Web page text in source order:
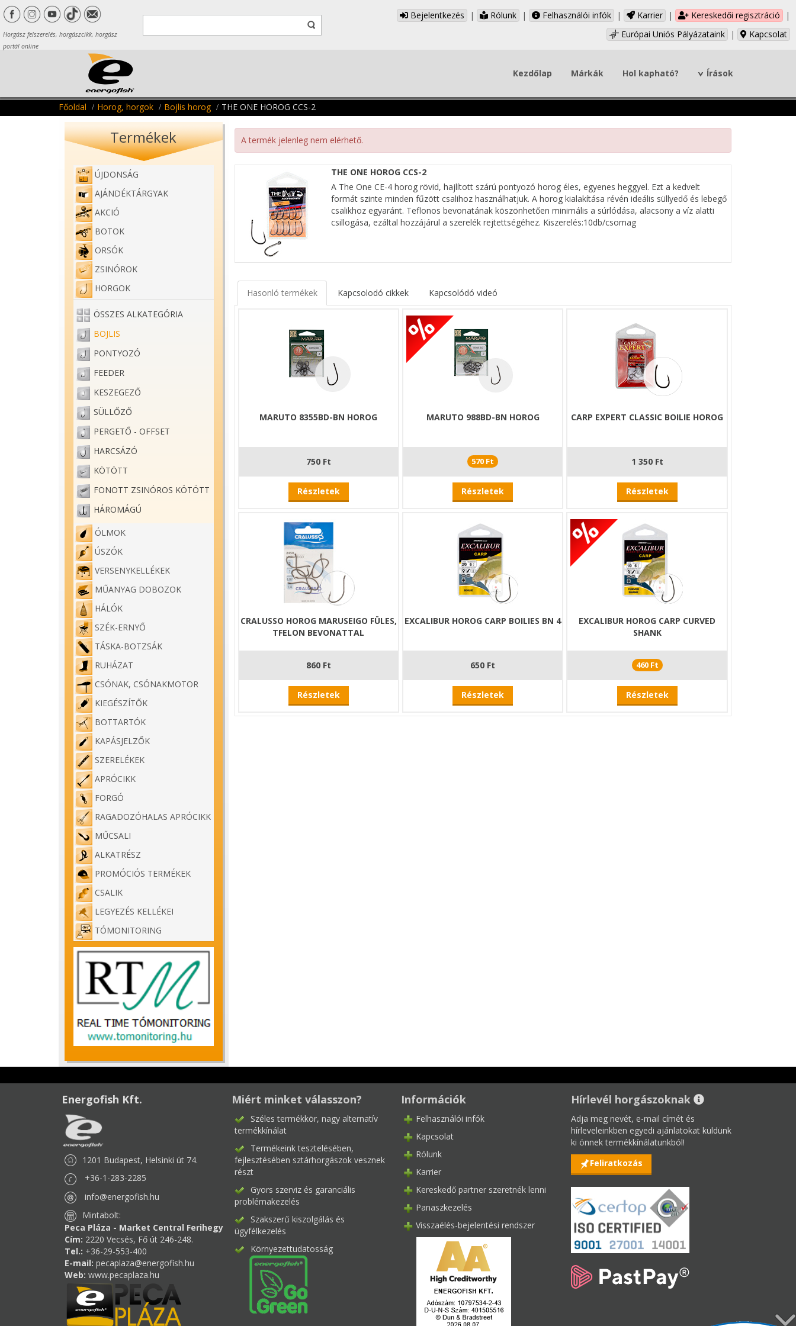
Horgász felszerelés, horgászcikk, horgász
portál online
Bejelentkezés | Rólunk | Felhasználói infók | Karrier | Kereskedői regisztráció
|
Európai Uniós Pályázataink
| Kapcsolat
Kezdőlap Márkák Hol kapható? Írások
Főoldal Horog, horgok Bojlis horog THE ONE HOROG CCS-2
Termékek
ÚJDONSÁG
AJÁNDÉKTÁRGYAK
AKCIÓ
BOTOK
ORSÓK
ZSINÓROK
HORGOK
ÖSSZES ALKATEGÓRIA
BOJLIS
PONTYOZÓ
FEEDER
KESZEGEZŐ
SÜLLŐZŐ
PERGETŐ - OFFSET
HARCSÁZÓ
KÖTÖTT
FONOTT ZSINÓROS KÖTÖTT
HÁROMÁGÚ
ÓLMOK
ÚSZÓK
VERSENYKELLÉKEK
MŰANYAG DOBOZOK
HÁLÓK
SZÉK-ERNYŐ
TÁSKA-BOTZSÁK
RUHÁZAT
CSÓNAK, CSÓNAKMOTOR
KIEGÉSZÍTŐK
BOTTARTÓK
KAPÁSJELZŐK
SZERELÉKEK
APRÓCIKK
FORGÓ
RAGADOZÓHALAS APRÓCIKK
MŰCSALI
ALKATRÉSZ
PROMÓCIÓS TERMÉKEK
CSALIK
LEGYEZÉS KELLÉKEI
TÓMONITORING
A termék jelenleg nem elérhető.
THE ONE HOROG CCS-2
A The One CE-4 horog rövid, hajlított szárú pontyozó horog éles, egyenes heggyel. Ezt a kedvelt
formát szinte minden fűzött csalihoz használhatjuk. A horog kialakítása révén ideális süllyedő és lebegő
csalikhoz egyaránt. Teflonos bevonatának köszönhetően minimális a súrlódása, alacsony a víz alatti
csillogása, ezáltal hozzájárul a szerelék rejtettségéhez. Kiszerelés:10db/csomag
Hasonló termékek Kapcsolodó cikkek Kapcsolódó videó
MARUTO 8355BD-BN HOROG
750 Ft
Részletek
MARUTO 988BD-BN HOROG
570 Ft
Részletek
CARP EXPERT CLASSIC BOILIE HOROG
1 350 Ft
Részletek
CRALUSSO HOROG MARUSEIGO FÜLES,
TFELON BEVONATTAL
860 Ft
Részletek
EXCALIBUR HOROG CARP BOILIES BN 4
650 Ft
Részletek
EXCALIBUR HOROG CARP CURVED
SHANK
460 Ft
Részletek
Energofish Kft.
1201 Budapest, Helsinki út 74.
+36-1-283-2285
info@energofish.hu
Mintabolt:
Peca Pláza - Market Central Ferihegy
Cím: 2220 Vecsés, Fő út 246-248.
Tel.: +36-29-553-400
E-mail: pecaplaza@energofish.hu
Web: www.pecaplaza.hu
Miért minket válasszon?
Széles termékkör, nagy alternatív
termékkínálat
Termékeink tesztelésében,
fejlesztésében sztárhorgászok vesznek
részt
Gyors szerviz és garanciális
problémakezelés
Szakszerű kiszolgálás és
ügyfélkezelés
Környezettudatosság
Információk
Felhasználói infók
Kapcsolat
Rólunk
Karrier
Kereskedő partner szeretnék lenni
Panaszkezelés
Visszaélés-bejelentési rendszer
Hírlevél horgászoknak
Adja meg nevét, e-mail címét és
hírleveleinkben egyedi ajánlatokat küldünk
ki önnek termékkínálatunkból!
Feliratkozás